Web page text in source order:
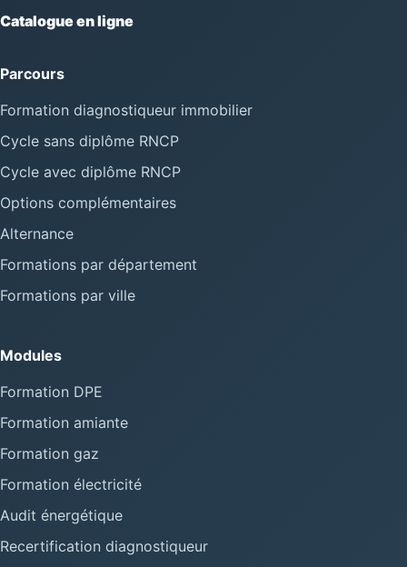
Catalogue en ligne
Parcours
Formation diagnostiqueur immobilier
Cycle sans diplôme RNCP
Cycle avec diplôme RNCP
Options complémentaires
Alternance
Formations par département
Formations par ville
Modules
Formation DPE
Formation amiante
Formation gaz
Formation électricité
Audit énergétique
Recertification diagnostiqueur